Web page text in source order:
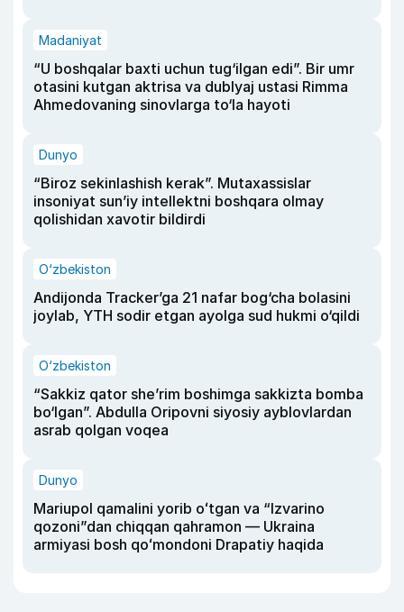
Madaniyat
“U boshqalar baxti uchun tug‘ilgan edi”. Bir umr
otasini kutgan aktrisa va dublyaj ustasi Rimma
Ahmedovaning sinovlarga to‘la hayoti
Dunyo
“Biroz sekinlashish kerak”. Mutaxassislar
insoniyat sun’iy intellektni boshqara olmay
qolishidan xavotir bildirdi
O‘zbekiston
Andijonda Tracker’ga 21 nafar bog‘cha bolasini
joylab, YTH sodir etgan ayolga sud hukmi o‘qildi
O‘zbekiston
“Sakkiz qator she’rim boshimga sakkizta bomba
bo‘lgan”. Abdulla Oripovni siyosiy ayblovlardan
asrab qolgan voqea
Dunyo
Mariupol qamalini yorib oʻtgan va “Izvarino
qozoni”dan chiqqan qahramon — Ukraina
armiyasi bosh qoʻmondoni Drapatiy haqida